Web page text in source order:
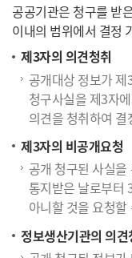
공공기관은 청구를 받
이내의 범위에서 결정
제3자의 의견청취
공개대상 정보가
청구사실을 제3자
의견을 청취하여
제3자의 비공개요청
공개 청구된 사실
통지받은 날로부터
아니할 것을 요청할
정보생산기관의 의견